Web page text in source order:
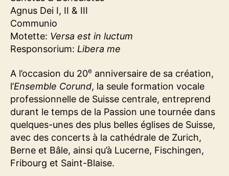
Agnus Dei I, II & III
Communio
Motette: Versa est in luctum
Responsorium: Libera me
A l’occasion du 20e anniversaire de sa création,
l’Ensemble Corund, la seule formation vocale
professionnelle de Suisse centrale, entreprend
durant le temps de la Passion une tournée dans
quelques-unes des plus belles églises de Suisse,
avec des concerts à la cathédrale de Zurich,
Berne et Bâle, ainsi qu’à Lucerne, Fischingen,
Fribourg et Saint-Blaise.